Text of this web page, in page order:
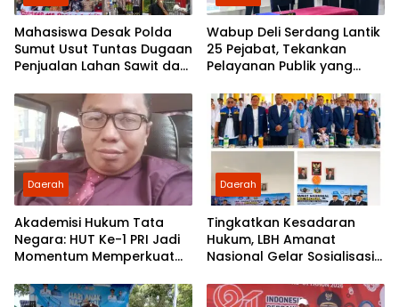
Mahasiswa Desak Polda
Sumut Usut Tuntas Dugaan
Penjualan Lahan Sawit dan
Partai Demokrat Sumut
Wabup Deli Serdang Lantik
25 Pejabat, Tekankan
Pelayanan Publik yang
Daerah
Akademisi Hukum Tata
Negara: HUT Ke-1 PRI Jadi
Momentum Memperkuat
Pengabdian kepada
Daerah
Tingkatkan Kesadaran
Hukum, LBH Amanat
Nasional Gelar Sosialisasi
Morawa